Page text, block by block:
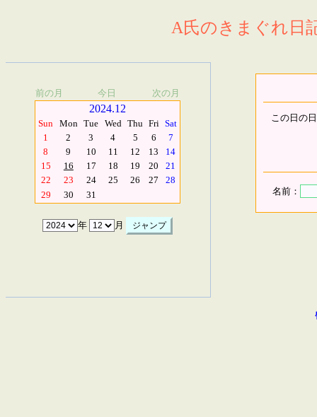
A氏のきまぐれ日
前の月 今日 次の月
2024.12
Sun Mon Tue Wed Thu Fri Sat
1
2 3 4 5 6
7
8
9 10 11 12 13
14
15
16 17 18 19 20
21
22
23 24 25 26 27
28
29
30 31
年 月
この日の
名前：